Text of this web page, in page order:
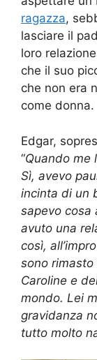
ragazza,
lasciare il
loro
che il suo
che non era
come donna.
Edgar,
“Quando me
Sì, avevo
incinta di un
sapevo cosa
avuto una
così,
sono
Caroline e
mondo. Lei
gravidanza
tutto molto